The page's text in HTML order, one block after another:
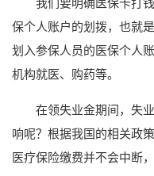
保个人账户的划拨，也就
划入参保人员的医保个人
机构就医、购药等。
在领失业金期间，失
响呢？根据我国的相关政
医疗保险缴费并不会中断